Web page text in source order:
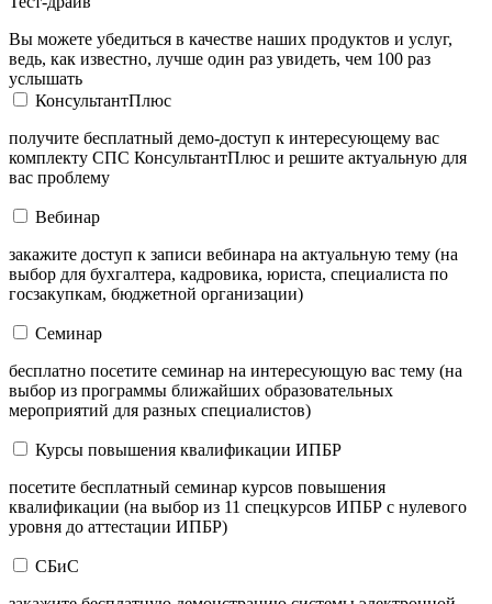
Вы можете убедиться в качестве наших продуктов и услуг,
ведь, как известно, лучше один раз увидеть, чем 100 раз
услышать
КонсультантПлюс
получите бесплатный демо-доступ к интересующему вас
комплекту СПС КонсультантПлюс и решите актуальную для
вас проблему
Вебинар
закажите доступ к записи вебинара на актуальную тему (на
выбор для бухгалтера, кадровика, юриста, специалиста по
госзакупкам, бюджетной организации)
Семинар
бесплатно посетите семинар на интересующую вас тему (на
выбор из программы ближайших образовательных
мероприятий для разных специалистов)
Курсы повышения квалификации ИПБР
посетите бесплатный семинар курсов повышения
квалификации (на выбор из 11 спецкурсов ИПБР с нулевого
уровня до аттестации ИПБР)
СБиС